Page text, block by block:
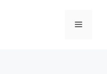
Menu